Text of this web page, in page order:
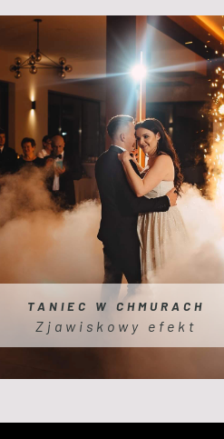
TANIEC W CHMURACH
Zjawiskowy efekt